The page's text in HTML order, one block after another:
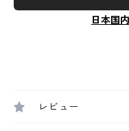
日本国
レビュー